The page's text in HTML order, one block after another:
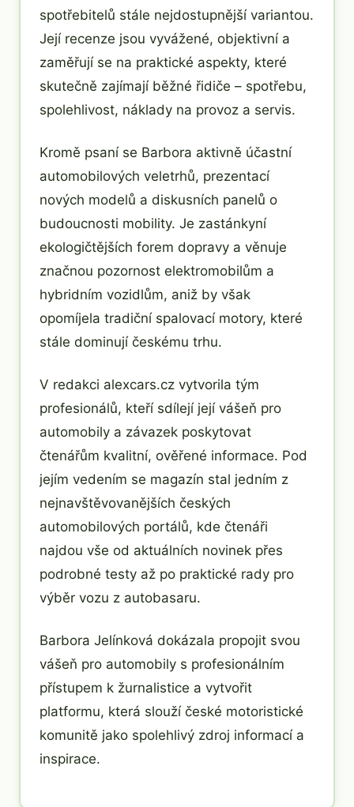
spotřebitelů stále nejdostupnější variantou.
Její recenze jsou vyvážené, objektivní a
zaměřují se na praktické aspekty, které
skutečně zajímají běžné řidiče – spotřebu,
spolehlivost, náklady na provoz a servis.
Kromě psaní se Barbora aktivně účastní
automobilových veletrhů, prezentací
nových modelů a diskusních panelů o
budoucnosti mobility. Je zastánkyní
ekologičtějších forem dopravy a věnuje
značnou pozornost elektromobilům a
hybridním vozidlům, aniž by však
opomíjela tradiční spalovací motory, které
stále dominují českému trhu.
V redakci alexcars.cz vytvorila tým
profesionálů, kteří sdílejí její vášeň pro
automobily a závazek poskytovat
čtenářům kvalitní, ověřené informace. Pod
jejím vedením se magazín stal jedním z
nejnavštěvovanějších českých
automobilových portálů, kde čtenáři
najdou vše od aktuálních novinek přes
podrobné testy až po praktické rady pro
výběr vozu z autobasaru.
Barbora Jelínková dokázala propojit svou
vášeň pro automobily s profesionálním
přístupem k žurnalistice a vytvořit
platformu, která slouží české motoristické
komunitě jako spolehlivý zdroj informací a
inspirace.